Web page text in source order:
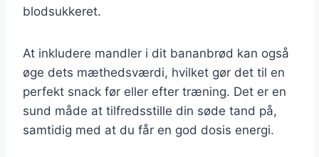
blodsukkeret.
At inkludere mandler i dit bananbrød kan også
øge dets mæthedsværdi, hvilket gør det til en
perfekt snack før eller efter træning. Det er en
sund måde at tilfredsstille din søde tand på,
samtidig med at du får en god dosis energi.